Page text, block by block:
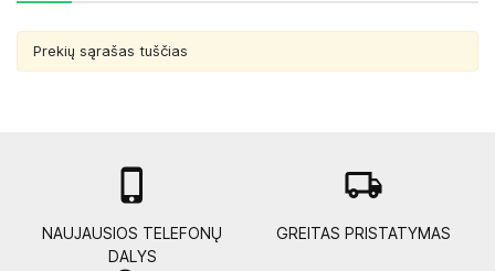
Prekių sąrašas tuščias

NAUJAUSIOS TELEFONŲ
DALYS
local_shipping
GREITAS PRISTATYMAS